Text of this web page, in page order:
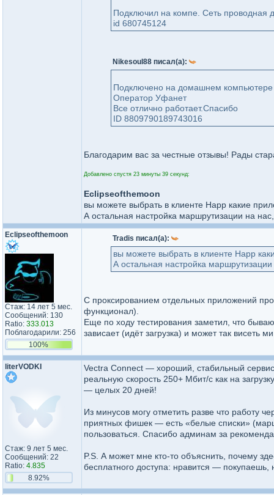
Подключил на компе. Сеть проводная
id 680745124
Nikesoul88 писал(а):
Подключено на домашнем компьютере
Оператор Уфанет
Все отлично работает.Спасибо
ID 8809790189743016
Благодарим вас за честные отзывы! Рады
Добавлено спустя 23 минуты 39 секунд:
Eclipseofthemoon
вы можете выбрать в клиенте Happ какие
А остальная настройка маршрутизации на
Eclipseof​themoon​
Стаж: 14 лет 5 мес.
Сообщений: 130
Ratio: 333.013
Поблагодарили: 256
100%
Tradis писал(а):
вы можете выбрать в клиенте Happ
А остальная настройка
С проксированием отдельных приложений
функционал).
Еще по ходу тестирования заметил, что
зависает (идёт загрузка) и может так висеть
literVODKI
Стаж: 9 лет 5 мес.
Сообщений: 22
Ratio: 4.835
8.92%
Vectra Connect — хороший, стабильный
реальную скорость 250+ Мбит/с как на
— целых 20 дней!
Из минусов могу отметить разве что работу
приятных фишек — есть «белые списки»
пользоваться. Спасибо админам за
P.S. А может мне кто-то объяснить, почему
бесплатного доступа: нравится —